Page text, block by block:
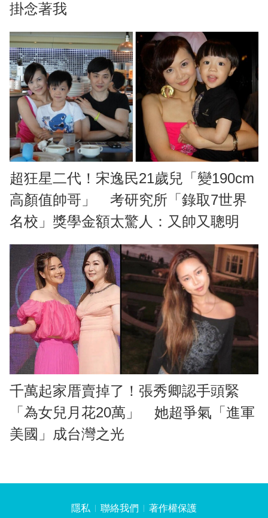
掛念著我
超狂星二代！宋逸民21歲兒「變190cm
高顏值帥哥」 考研究所「錄取7世界
名校」獎學金額太驚人：又帥又聰明
千萬起家厝賣掉了！張秀卿認手頭緊
「為女兒月花20萬」 她超爭氣「進軍
美國」成台灣之光
隱私 聯絡我們 著作權保護